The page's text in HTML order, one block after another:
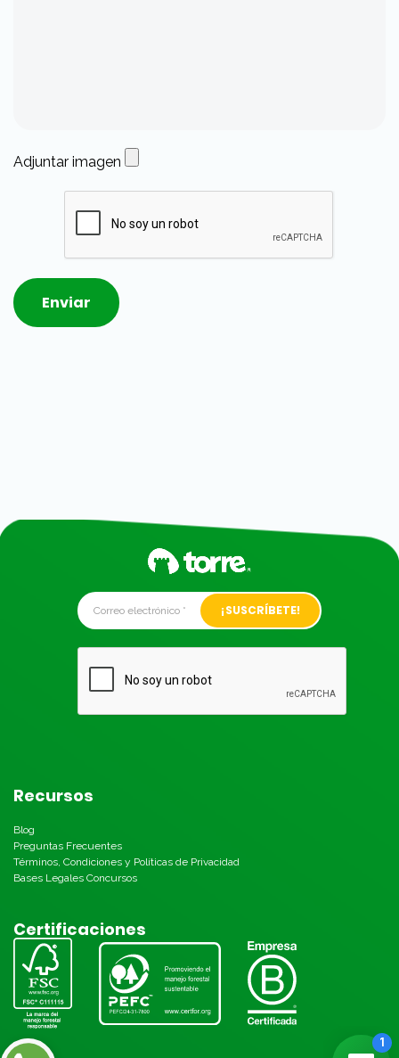
Adjuntar imagen
Alternative:
Recursos
Blog
Preguntas Frecuentes
Términos, Condiciones y Políticas de Privacidad
Bases Legales Concursos
Certificaciones